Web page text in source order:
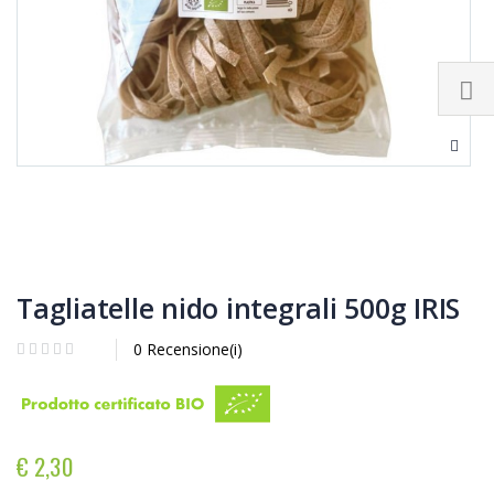
Tagliatelle nido integrali 500g IRIS
0 Recensione(i)
€ 2,30